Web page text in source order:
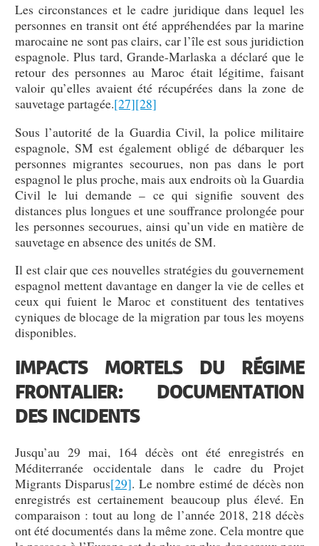
Les circonstances et le cadre juridique dans lequel les
personnes en transit ont été appréhendées par la marine
marocaine ne sont pas clairs, car l’île est sous juridiction
espagnole. Plus tard, Grande-Marlaska a déclaré que le
retour des personnes au Maroc était légitime, faisant
valoir qu’elles avaient été récupérées dans la zone de
sauvetage partagée.[27][28]
Sous l’autorité de la Guardia Civil, la police militaire
espagnole, SM est également obligé de débarquer les
personnes migrantes secourues, non pas dans le port
espagnol le plus proche, mais aux endroits où la Guardia
Civil le lui demande – ce qui signifie souvent des
distances plus longues et une souffrance prolongée pour
les personnes secourues, ainsi qu’un vide en matière de
sauvetage en absence des unités de SM.
Il est clair que ces nouvelles stratégies du gouvernement
espagnol mettent davantage en danger la vie de celles et
ceux qui fuient le Maroc et constituent des tentatives
cyniques de blocage de la migration par tous les moyens
disponibles.
IMPACTS MORTELS DU RÉGIME
FRONTALIER: DOCUMENTATION
DES INCIDENTS
Jusqu’au 29 mai, 164 décès ont été enregistrés en
Méditerranée occidentale dans le cadre du Projet
Migrants Disparus[29]. Le nombre estimé de décès non
enregistrés est certainement beaucoup plus élevé. En
comparaison : tout au long de l’année 2018, 218 décès
ont été documentés dans la même zone. Cela montre que